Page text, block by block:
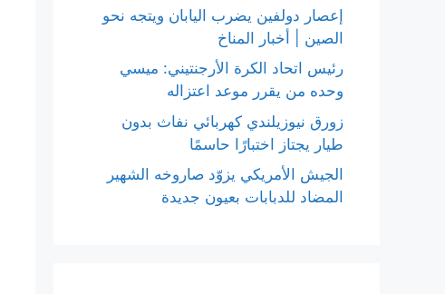
إعصار دولفين يضرب اليابان ويتجه نحو
الصين | أخبار المناخ
رئيس اتحاد الكرة الأرجنتيني: ميسي
وحده من يقرر موعد اعتزاله
زورق نيوزيلندي كهربائي نفاث بدون
طيار يجتاز اختبارًا حاسمًا
الجيش الأمريكي يزوّد صاروخه الشهير
المضاد للدبابات بعيون جديدة